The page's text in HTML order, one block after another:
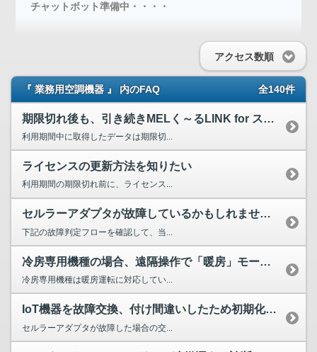
チャットボット準備中・・・・
アクセス数順
『 業務用空調機器 』 内のFAQ 全140件
期限切れ後も、引き続きMELく～るLINK for スリム...
利用期間中に取得したデータは期限切...
ライセンスの更新方法を知りたい
利用期間の期限切れ前に、ライセンス...
セルラーアダプタが故障しているかもしれません。
下記の故障判定フローを確認して、当...
冷房専用機種の場合、遠隔操作で「暖房」モードに設定できますか？
冷房専用機種は暖房運転に対応してい...
IoT機器を故障交換、付け間違いしたため初期化したい
セルラーアダプタが故障した場合の交...